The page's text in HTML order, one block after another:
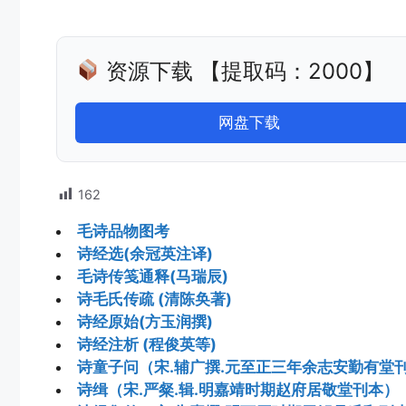
资源下载 【提取码：2000】
网盘下载
162
毛诗品物图考
诗经选(余冠英注译)
毛诗传笺通释(马瑞辰)
诗毛氏传疏 (清陈奂著)
诗经原始(方玉润撰)
诗经注析 (程俊英等)
诗童子问（宋.辅广撰.元至正三年余志安勤有堂
诗缉（宋.严粲.辑.明嘉靖时期赵府居敬堂刊本）